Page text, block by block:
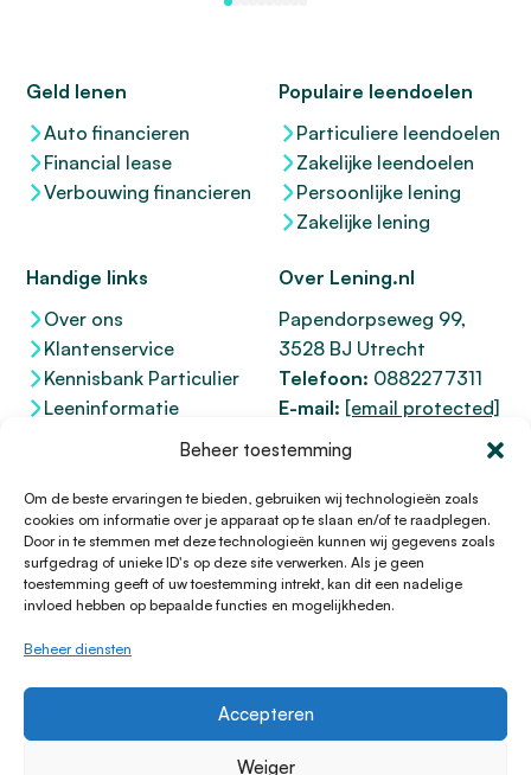
Beheer toestemming
Om de beste ervaringen te bieden, gebruiken wij technologieën zoals
cookies om informatie over je apparaat op te slaan en/of te raadplegen.
Door in te stemmen met deze technologieën kunnen wij gegevens zoals
surfgedrag of unieke ID's op deze site verwerken. Als je geen
toestemming geeft of uw toestemming intrekt, kan dit een nadelige
invloed hebben op bepaalde functies en mogelijkheden.
Beheer diensten
Accepteren
Weiger
Geld lenen
Auto financieren
Financial lease
Verbouwing financieren
Populaire leendoelen
Particuliere leendoelen
Zakelijke leendoelen
Persoonlijke lening
Zakelijke lening
Handige links
Over ons
Klantenservice
Kennisbank Particulier
Leeninformatie
Over Lening.nl
Papendorpseweg 99,
3528 BJ Utrecht
Telefoon: 0882277311
E-mail: [email protected]
KvK 76100200
12047091
Kifid 300.017942
© 1996 - 2026 Lening.nl
Privacy Policy
HTML Sitemap